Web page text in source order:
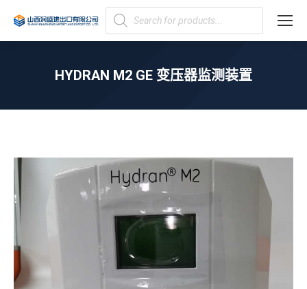
Products
search
HYDRAN M2 GE 变压器监测装置